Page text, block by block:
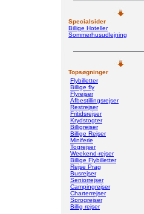
Specialsider
Billige Hoteller
Sommerhusudlejning
Topsøgninger
Flybilletter
Billige fly
Flyrejser
Afbestillingsrejser
Restrejser
Fritidsrejser
Krydstogter
Billigrejser
Billige Rejser
Miniferie
Togrejser
Weekend-rejser
Billige Flybilletter
Rejse Prag
Busrejser
Seniorrejser
Campingrejser
Charterrejser
Sprogrejser
Billig rejser